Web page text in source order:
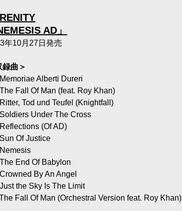
AD」
年10月27日発売
録曲＞
Alberti Dureri
Fall Of Man (feat. Roy Khan)
Tod und Teufel (Knightfall)
Under The Cross
(Of AD)
Of Justice
End Of Babylon
By An Angel
the Sky Is The Limit
Fall Of Man (Orchestral Version feat. Roy Khan)